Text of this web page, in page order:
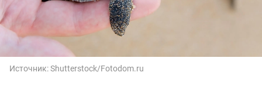
Источник:Shutterstock/Fotodom.ru